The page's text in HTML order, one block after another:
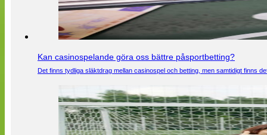
Kan casinospelande göra oss bättre påsportbetting?
Det finns tydliga släktdrag mellan casinospel och betting, men samtidigt finns